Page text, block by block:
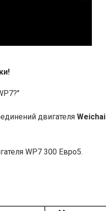
двигателя Weichai
WP7 300 Евро5.